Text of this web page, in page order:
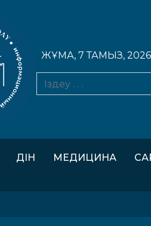
ЖҰМА, 7 ТАМЫЗ, 2026
ДІН МЕДИЦИНА